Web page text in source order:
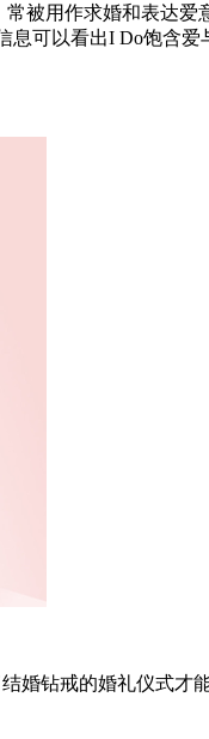
被用作求婚和表达爱
可以看出I Do饱含
钻戒的婚礼仪式才